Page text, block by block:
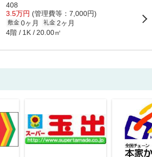
408
3.5万円 (管理費等：7,000円)
敷金 0ヶ月 礼金 2ヶ月
4階 1K 20.00㎡